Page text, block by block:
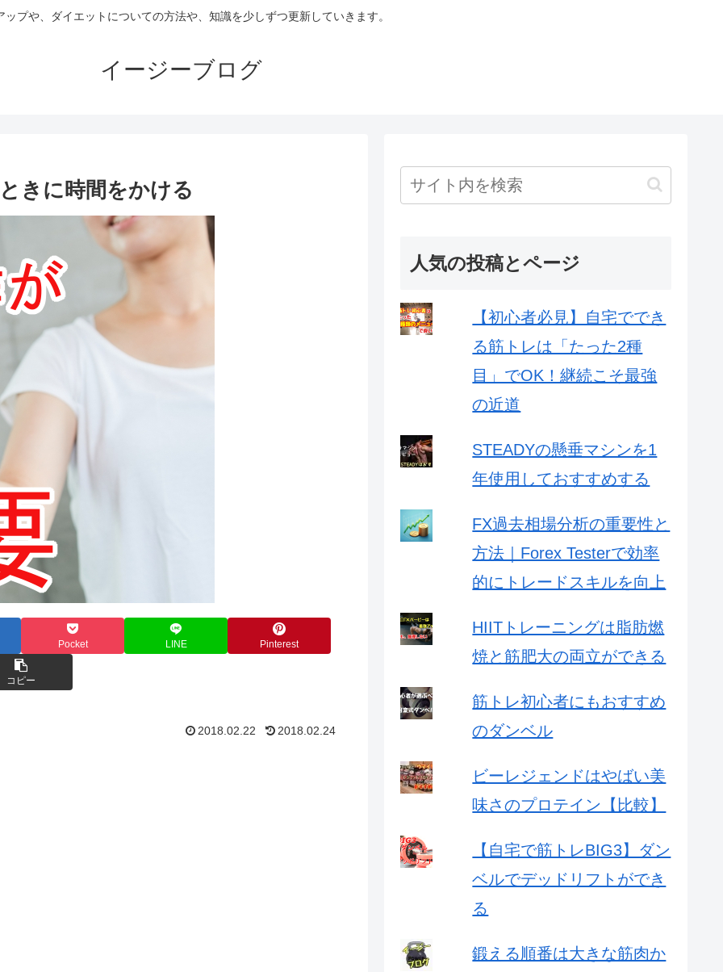
ップや、ダイエットについての方法や、知識を少しずつ更新していきます。
イージーブログ
きに時間をかける
Pocket LINE Pinterest
コピー
2018.02.22 2018.02.24
人気の投稿とページ
【初心者必見】自宅ででき
る筋トレは「たった2種
目」でOK！継続こそ最強
の近道
STEADYの懸垂マシンを1
年使用しておすすめする
FX過去相場分析の重要性と
方法｜Forex Testerで効率
的にトレードスキルを向上
HIITトレーニングは脂肪燃
焼と筋肥大の両立ができる
筋トレ初心者にもおすすめ
のダンベル
ビーレジェンドはやばい美
味さのプロテイン【比較】
【自宅で筋トレBIG3】ダン
ベルでデッドリフトができ
る
鍛える順番は大きな筋肉か